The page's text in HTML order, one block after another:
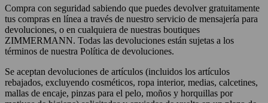
Compra con seguridad sabiendo que puedes devolver gratuitamente
tus compras en línea a través de nuestro servicio de mensajería para
devoluciones, o en cualquiera de nuestras boutiques
ZIMMERMANN. Todas las devoluciones están sujetas a los
términos de nuestra Política de devoluciones.
Se aceptan devoluciones de artículos (incluidos los artículos
rebajados, excluyendo cosméticos, ropa interior, medias, calcetines,
mallas de encaje, pinzas para el pelo, moños y horquillas por